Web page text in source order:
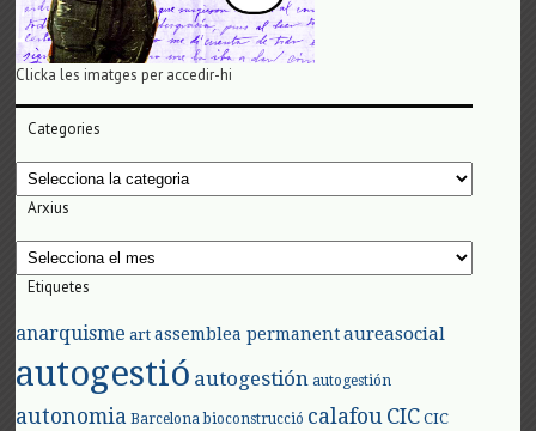
Clicka les imatges per accedir-hi
Categories
Categories
Arxius
Arxius
Etiquetes
anarquisme art assemblea permanent aureasocial
autogestió autogestión autogestión
autonomia Barcelona bioconstrucció calafouCIC CIC